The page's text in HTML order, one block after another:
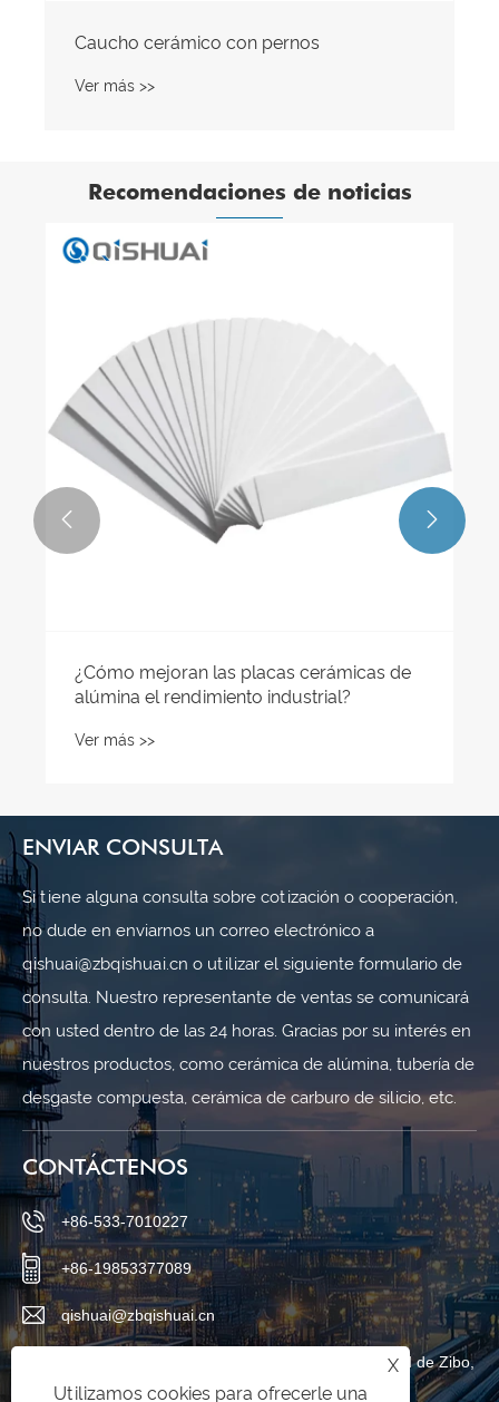
Caucho cerámico con pernos
Ver más >>
Recomendaciones de noticias
¿Cómo mejoran las placas cerámicas de
alúmina el rendimiento industrial?
Ver más >>
 
ENVIAR CONSULTA
Si tiene alguna consulta sobre cotización o cooperación,
no dude en enviarnos un correo electrónico a
qishuai@zbqishuai.cn o utilizar el siguiente formulario de
consulta. Nuestro representante de ventas se comunicará
con usted dentro de las 24 horas. Gracias por su interés en
nuestros productos, como cerámica de alúmina, tubería de
desgaste compuesta, cerámica de carburo de silicio, etc.
CONTÁCTENOS
+86-533-7010227
+86-19853377089
qishuai@zbqishuai.cn
Parque industrial Phoenix, distrito de Linzi, ciudad de Zibo,
provincia de Shandong, China
X
Utilizamos cookies para ofrecerle una